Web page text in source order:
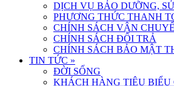
DỊCH VỤ BẢO DƯỠNG,
PHƯƠNG THỨC THANH
CHÍNH SÁCH VẬN
CHÍNH SÁCH ĐỔI TRẢ
CHÍNH SÁCH BẢO MẬT
TIN TỨC »
ĐỜI SỐNG
KHÁCH HÀNG TIÊU BIỂU